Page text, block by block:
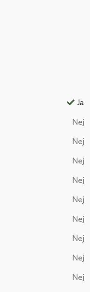
Ja
Nej
Nej
Nej
Nej
Nej
Nej
Nej
Nej
Nej